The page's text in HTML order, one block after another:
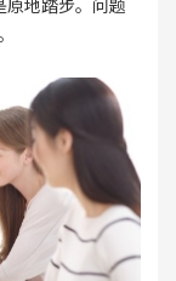
原地踏步。问题